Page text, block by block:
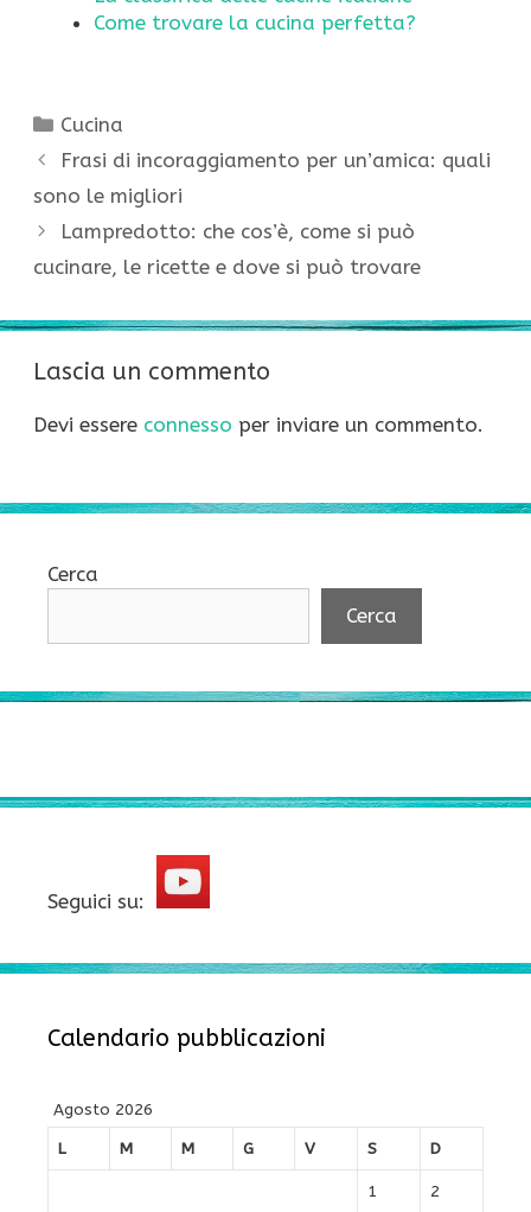
Come trovare la cucina perfetta?
Categorie
Cucina
Frasi di incoraggiamento per un’amica: quali
sono le migliori
Lampredotto: che cos’è, come si può
cucinare, le ricette e dove si può trovare
Lascia un commento
Devi essere connesso per inviare un commento.
Cerca
Cerca
Seguici su:
Calendario pubblicazioni
Agosto 2026
L
M M G V S D
1 2